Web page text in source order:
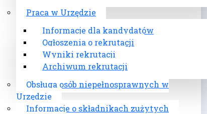
Praca w Urzędzie
Informacje dla kandydatów
Ogłoszenia o rekrutacji
Wyniki rekrutacji
Archiwum rekrutacji
Obsługa osób niepełnosprawnych w
Urzędzie
Informacje o składnikach zużytych